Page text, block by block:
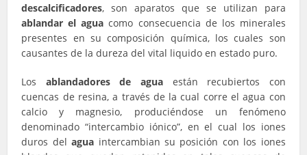
descalcificadores, son aparatos que se utilizan para
ablandar el agua como consecuencia de los minerales
presentes en su composición química, los cuales son
causantes de la dureza del vital liquido en estado puro.
Los ablandadores de agua están recubiertos con
cuencas de resina, a través de la cual corre el agua con
calcio y magnesio, produciéndose un fenómeno
denominado “intercambio iónico”, en el cual los iones
duros delagua intercambian su posición con los iones